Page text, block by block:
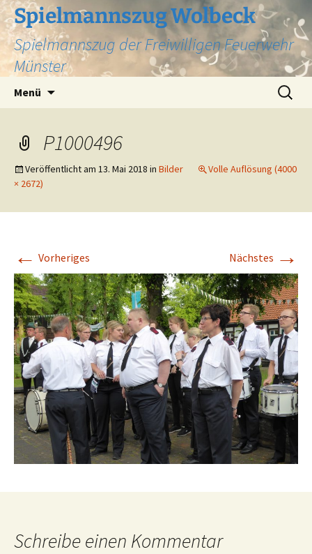
Zum
Inhalt
springen
Spielmannszug Wolbeck
Spielmannszug der Freiwilligen Feuerwehr
Münster
Menü
Suchen
nach:
P1000496
Veröffentlicht am 13. Mai 2018 in Bilder
Volle Auflösung (4000
× 2672)
← Vorheriges Nächstes →
Schreibe einen Kommentar